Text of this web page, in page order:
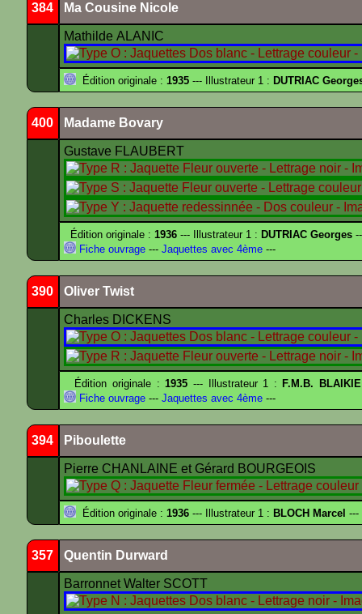
384 Ma Cousine Nicole
Mathilde ALANIC
Édition originale : 1935 --- Illustrateur 1 : DUTRIAC
400 Madame Bovary
Gustave FLAUBERT
Édition originale :1936 --- Illustrateur 1 : DUTRIAC Georges
Fiche ouvrage --- Jaquettes avec 4ème ---
390 Oliver Twist
Charles DICKENS
Édition originale :1935 --- Illustrateur 1 : F.M.B.
Fiche ouvrage --- Jaquettes avec 4ème ---
394 Piboulette
Pierre CHANLAINE et Gérard BOURGEOIS
Édition originale : 1936 --- Illustrateur 1 : BLOCH Marcel ---
357 Quentin Durward
Barronnet Walter SCOTT